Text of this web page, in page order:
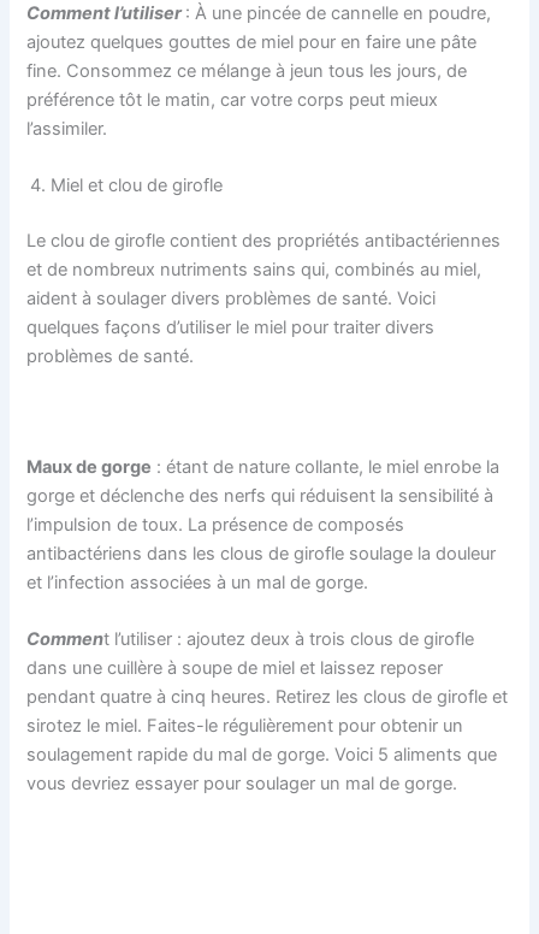
Comment l’utiliser: À une pincée de cannelle en poudre,
ajoutez quelques gouttes de miel pour en faire une pâte
fine. Consommez ce mélange à jeun tous les jours, de
préférence tôt le matin, car votre corps peut mieux
l’assimiler.
Miel et clou de girofle
Le clou de girofle contient des propriétés antibactériennes
et de nombreux nutriments sains qui, combinés au miel,
aident à soulager divers problèmes de santé. Voici
quelques façons d’utiliser le miel pour traiter divers
problèmes de santé.
Maux de gorge : étant de nature collante, le miel enrobe la
gorge et déclenche des nerfs qui réduisent la sensibilité à
l’impulsion de toux. La présence de composés
antibactériens dans les clous de girofle soulage la douleur
et l’infection associées à un mal de gorge.
Comment l’utiliser : ajoutez deux à trois clous de girofle
dans une cuillère à soupe de miel et laissez reposer
pendant quatre à cinq heures. Retirez les clous de girofle et
sirotez le miel. Faites-le régulièrement pour obtenir un
soulagement rapide du mal de gorge. Voici 5 aliments que
vous devriez essayer pour soulager un mal de gorge.